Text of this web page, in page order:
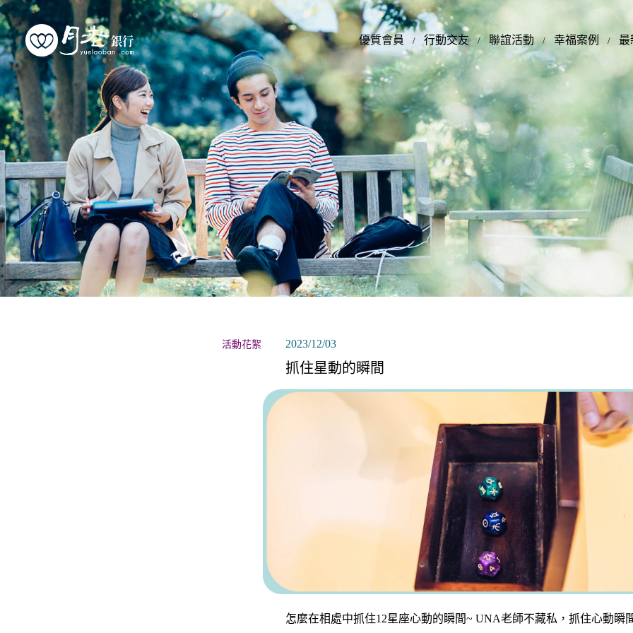
優質會員 行動交友 聯誼活動 幸福案例 最
優質會員
行動交友
聯誼活動
幸福案例
最新動態
活動花絮
許願天燈
活動花絮 2023/12/03
抓住星動的瞬間
怎麼在相處中抓住12星座心動的瞬間~ UNA老師不藏私，抓住心動瞬